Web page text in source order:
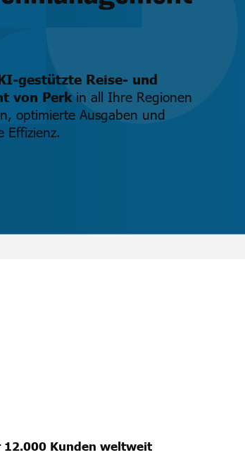
gestützte Reise- und
von Perk in all Ihre Regionen
optimierte Ausgaben und
Effizienz.
12.000 Kunden weltweit